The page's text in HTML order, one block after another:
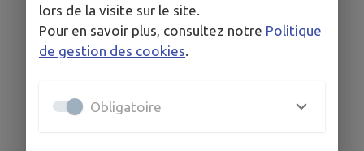
lors de la visite sur le site.
Pour en savoir plus, consultez notre Politique
de gestion des cookies.
Obligatoire